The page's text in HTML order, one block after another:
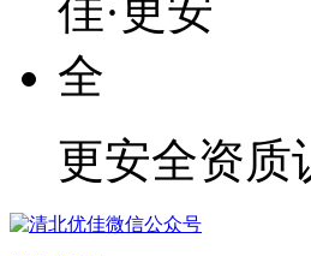
更安全资质